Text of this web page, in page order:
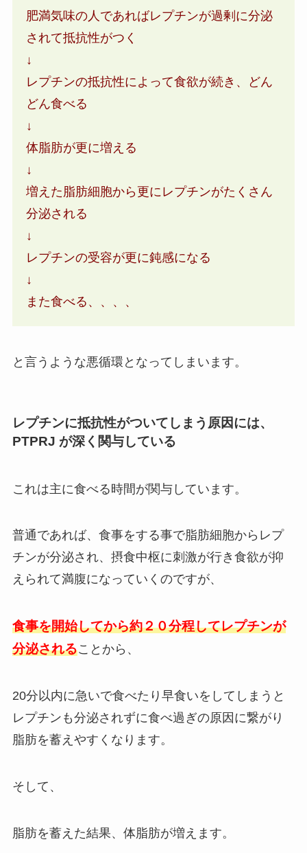
肥満気味の人であればレプチンが過剰に分泌
されて抵抗性がつく
↓
レプチンの抵抗性によって食欲が続き、どん
どん食べる
↓
体脂肪が更に増える
↓
増えた脂肪細胞から更にレプチンがたくさん
分泌される
↓
レプチンの受容が更に鈍感になる
↓
また食べる、、、、
と言うような悪循環となってしまいます。
レプチンに抵抗性がついてしまう原因には、
PTPRJ が深く関与している
これは主に食べる時間が関与しています。
普通であれば、食事をする事で脂肪細胞からレプ
チンが分泌され、摂食中枢に刺激が行き食欲が抑
えられて満腹になっていくのですが、
食事を開始してから約２０分程してレプチンが
分泌されることから、
20分以内に急いで食べたり早食いをしてしまうと
レプチンも分泌されずに食べ過ぎの原因に繋がり
脂肪を蓄えやすくなります。
そして、
脂肪を蓄えた結果、体脂肪が増えます。